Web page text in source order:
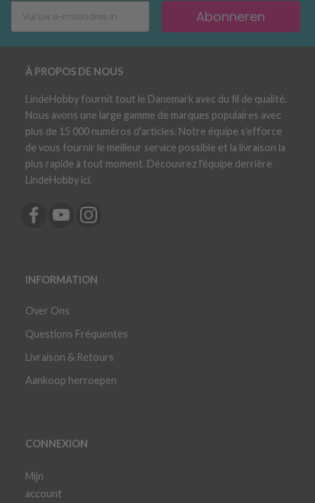
Abonneren
À PROPOS DE NOUS
LindeHobby fournit tout le Danemark avec du fil de qualité.
Nous avons une large gamme de marques populaires avec
plus de 15 000 numéros d'articles. Notre équipe s'efforce
de vous fournir le meilleur service possible et la livraison la
plus rapide à tout moment. Découvrez l'équipe derrière
LindeHobby ici.
INFORMATION
Over Ons
Questions Fréquentes
Livraison & Retours
Aankoop herroepen
CONNEXION
Mijn
account